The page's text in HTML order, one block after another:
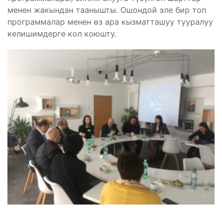
менен жакындан таанышты. Ошондой эле бир топ
программалар менен өз ара кызматташуу тууралуу
келишимдерге кол коюшту.